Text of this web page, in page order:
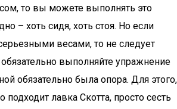
то вы можете выполнять это
– хоть сидя, хоть стоя. Но если
весами, то не следует
выполняйте упражнение
обязательно была опора. Для этого,
подходит лавка Скотта, просто сесть